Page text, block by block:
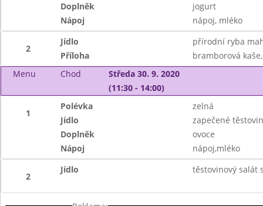
Doplněk
jogurt
Nápoj
nápoj, mléko
2
Jídlo
přírodní ryba
Příloha
bramborová
Menu
Chod
Středa 30. 9. 2020
(11:30 - 14:00)
1
Polévka
zelná
Jídlo
zapečené
Doplněk
ovoce
Nápoj
nápoj,mléko
2
Jídlo těstovinový salát